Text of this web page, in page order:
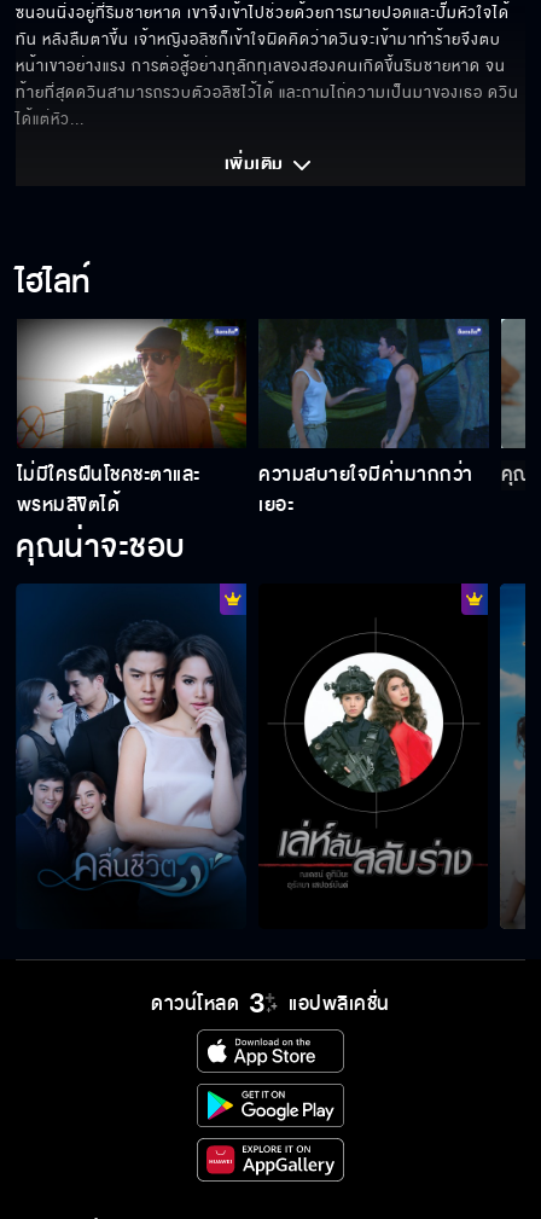
ซนอนนิ่งอยู่ที่ริมชายหาด เขาจึงเข้าไปช่วยด้วยการผายปอดและปั๊มหัวใจได้
ทัน หลังลืมตาขึ้น เจ้าหญิงอลิซก็เข้าใจผิดคิดว่าดวินจะเข้ามาทำร้ายจึงตบ
หน้าเขาอย่างแรง การต่อสู้อย่างทุลักทุเลของสองคนเกิดขึ้นริมชายหาด จน
ท้ายที่สุดดวินสามารถรวบตัวอลิซไว้ได้ และถามไถ่ความเป็นมาของเธอ ดวิน
ได้แต่หัว...
เพิ่มเติม
ไฮไลท์
ไม่มีใครฝืนโชคชะตาและ
พรหมลิขิตได้
ความสบายใจมีค่ามากกว่า
เยอะ
คุณเ
คุณน่าจะชอบ
ดาวน์โหลด แอปพลิเคชั่น